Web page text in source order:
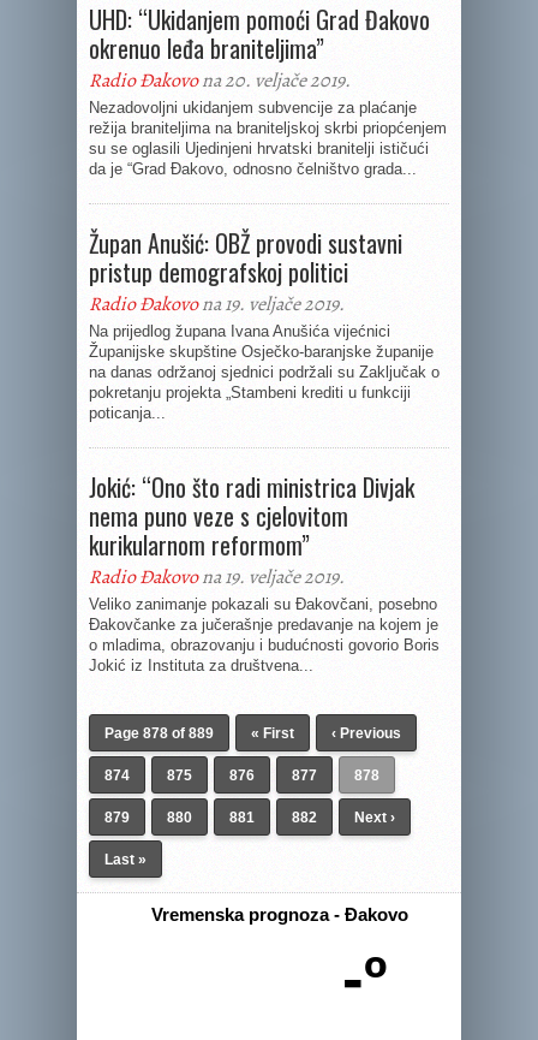
UHD: “Ukidanjem pomoći Grad Đakovo
okrenuo leđa braniteljima”
Radio Đakovona 20. veljače 2019.
Nezadovoljni ukidanjem subvencije za plaćanje
režija braniteljima na braniteljskoj skrbi priopćenjem
su se oglasili Ujedinjeni hrvatski branitelji ističući
da je “Grad Đakovo, odnosno čelništvo grada...
Župan Anušić: OBŽ provodi sustavni
pristup demografskoj politici
Radio Đakovona 19. veljače 2019.
Na prijedlog župana Ivana Anušića vijećnici
Županijske skupštine Osječko-baranjske županije
na danas održanoj sjednici podržali su Zaključak o
pokretanju projekta „Stambeni krediti u funkciji
poticanja...
Jokić: “Ono što radi ministrica Divjak
nema puno veze s cjelovitom
kurikularnom reformom”
Radio Đakovona 19. veljače 2019.
Veliko zanimanje pokazali su Đakovčani, posebno
Đakovčanke za jučerašnje predavanje na kojem je
o mladima, obrazovanju i budućnosti govorio Boris
Jokić iz Instituta za društvena...
Page 878 of 889 « First ‹ Previous
874 875 876 877 878
879 880 881 882 Next ›
Last »
Vremenska prognoza - Đakovo
-º